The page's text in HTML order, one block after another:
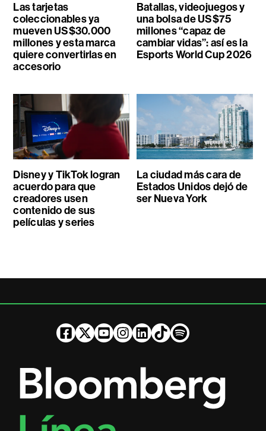
Las tarjetas
coleccionables ya
mueven US$30.000
millones y esta marca
quiere convertirlas en
accesorio
Batallas, videojuegos y
una bolsa de US$75
millones “capaz de
cambiar vidas”: así es la
Esports World Cup 2026
Disney y TikTok logran
acuerdo para que
creadores usen
contenido de sus
películas y series
La ciudad más cara de
Estados Unidos dejó de
ser Nueva York